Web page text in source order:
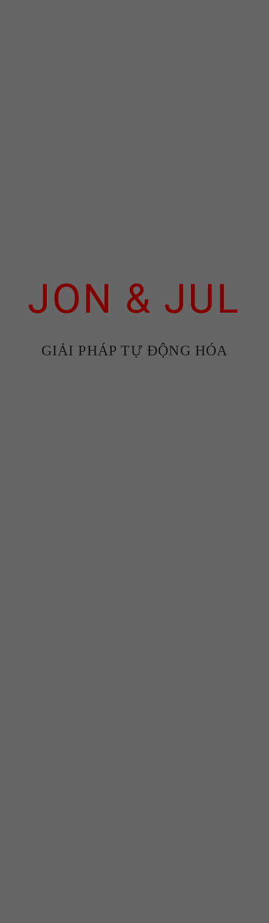
JON & JUL
GIẢI PHÁP TỰ ĐỘNG HÓA